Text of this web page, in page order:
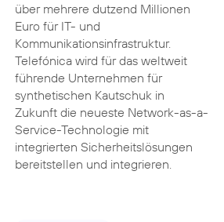
über mehrere dutzend Millionen
Euro für IT- und
Kommunikationsinfrastruktur.
Telefónica wird für das weltweit
führende Unternehmen für
synthetischen Kautschuk in
Zukunft die neueste Network-as-a-
Service-Technologie mit
integrierten Sicherheitslösungen
bereitstellen und integrieren.